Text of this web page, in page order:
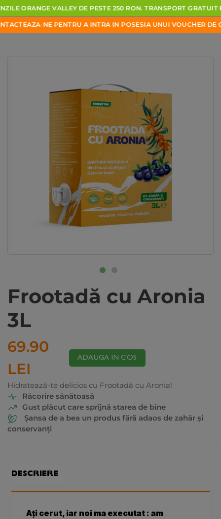
ORANGEVALLEYDEPESTE250RON.TRANSPORTGRATUIT
NEPENTRUAINTRAIN POSESIAUNUIVOUCHER DE
Frootadă cu Aronia
3L
69.90
LEI
ADAUGA IN COS
Hidratează-te delicios cu Frootadă cu Aronia!
Răcorire sănătoasă
Gust plăcut care sprijnă starea de bine
Șansa de a bea un produs fără adaos de zahăr și
conservanți
DESCRIERE
Ați cerut, iar noi ma executat : am